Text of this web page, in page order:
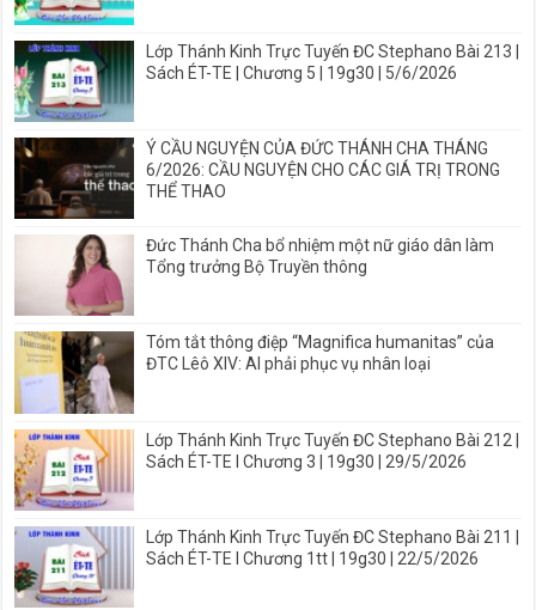
Lớp Thánh Kinh Trực Tuyến ĐC Stephano Bài 213 |
Sách ÉT-TE | Chương 5 | 19g30 | 5/6/2026
Ý CẦU NGUYỆN CỦA ĐỨC THÁNH CHA THÁNG
6/2026: CẦU NGUYỆN CHO CÁC GIÁ TRỊ TRONG
THỂ THAO
Đức Thánh Cha bổ nhiệm một nữ giáo dân làm
Tổng trưởng Bộ Truyền thông
Tóm tắt thông điệp “Magnifica humanitas” của
ĐTC Lêô XIV: AI phải phục vụ nhân loại
Lớp Thánh Kinh Trực Tuyến ĐC Stephano Bài 212 |
Sách ÉT-TE I Chương 3 | 19g30 | 29/5/2026
Lớp Thánh Kinh Trực Tuyến ĐC Stephano Bài 211 |
Sách ÉT-TE I Chương 1tt | 19g30 | 22/5/2026